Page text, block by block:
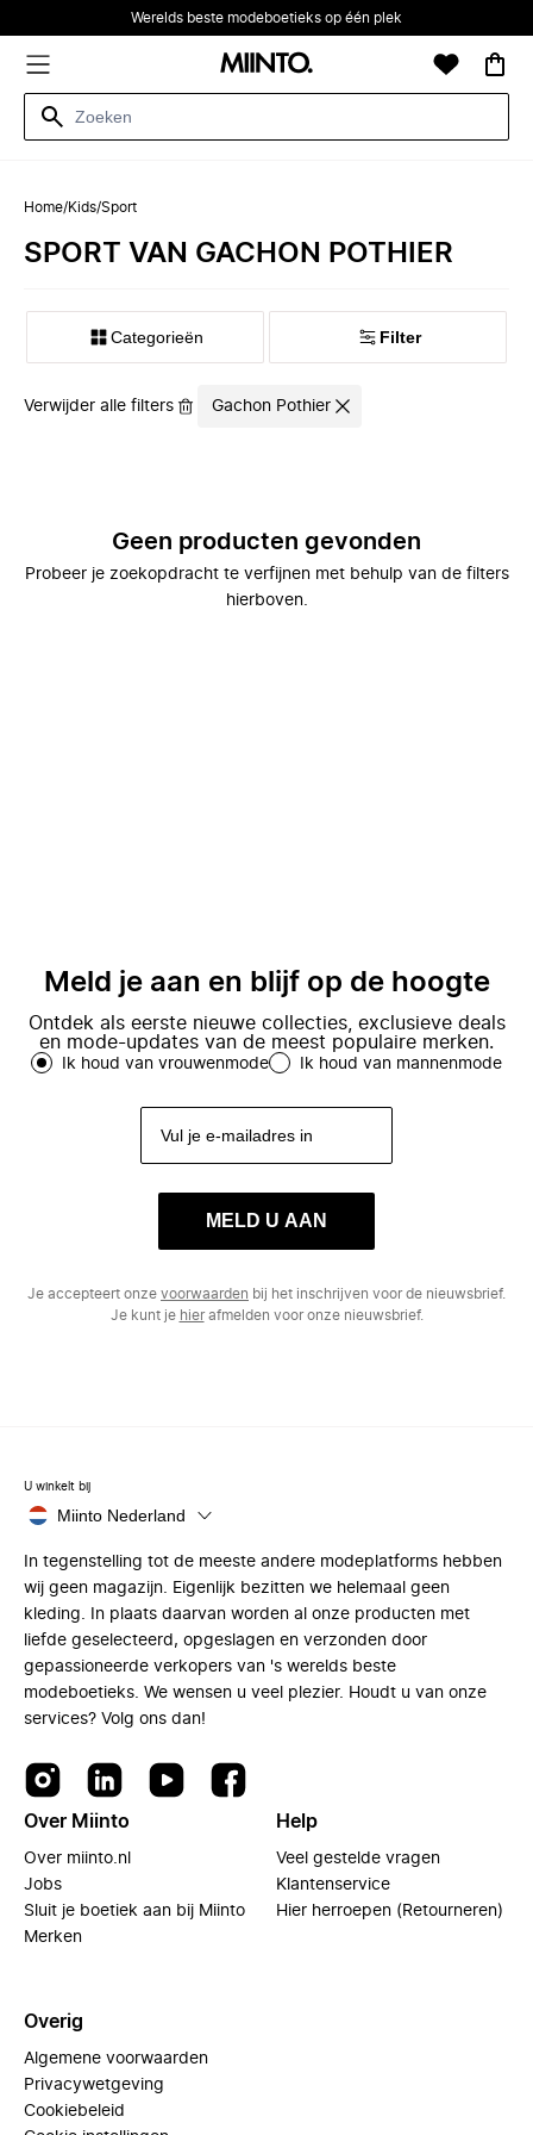
Werelds beste modeboetieks op één plek
Home/Kids/Sport
SPORT VAN GACHON POTHIER
Categorieën Filter
Verwijder alle filters Gachon Pothier
Geen producten gevonden
Probeer je zoekopdracht te verfijnen met behulp van de filters
hierboven.
Meld je aan en blijf op de hoogte
Ontdek als eerste nieuwe collecties, exclusieve deals
en mode-updates van de meest populaire merken.
Ik houd van vrouwenmode Ik houd van mannenmode
MELD U AAN
Je accepteert onze voorwaarden bij het inschrijven voor de nieuwsbrief.
Je kunt je hierafmelden voor onze nieuwsbrief.
U winkelt bij
Miinto Nederland
In tegenstelling tot de meeste andere modeplatforms hebben
wij geen magazijn. Eigenlijk bezitten we helemaal geen
kleding. In plaats daarvan worden al onze producten met
liefde geselecteerd, opgeslagen en verzonden door
gepassioneerde verkopers van 's werelds beste
modeboetieks. We wensen u veel plezier. Houdt u van onze
services? Volg ons dan!
Over Miinto
Over miinto.nl
Jobs
Sluit je boetiek aan bij Miinto
Merken
Help
Veel gestelde vragen
Klantenservice
Hier herroepen (Retourneren)
Overig
Algemene voorwaarden
Privacywetgeving
Cookiebeleid